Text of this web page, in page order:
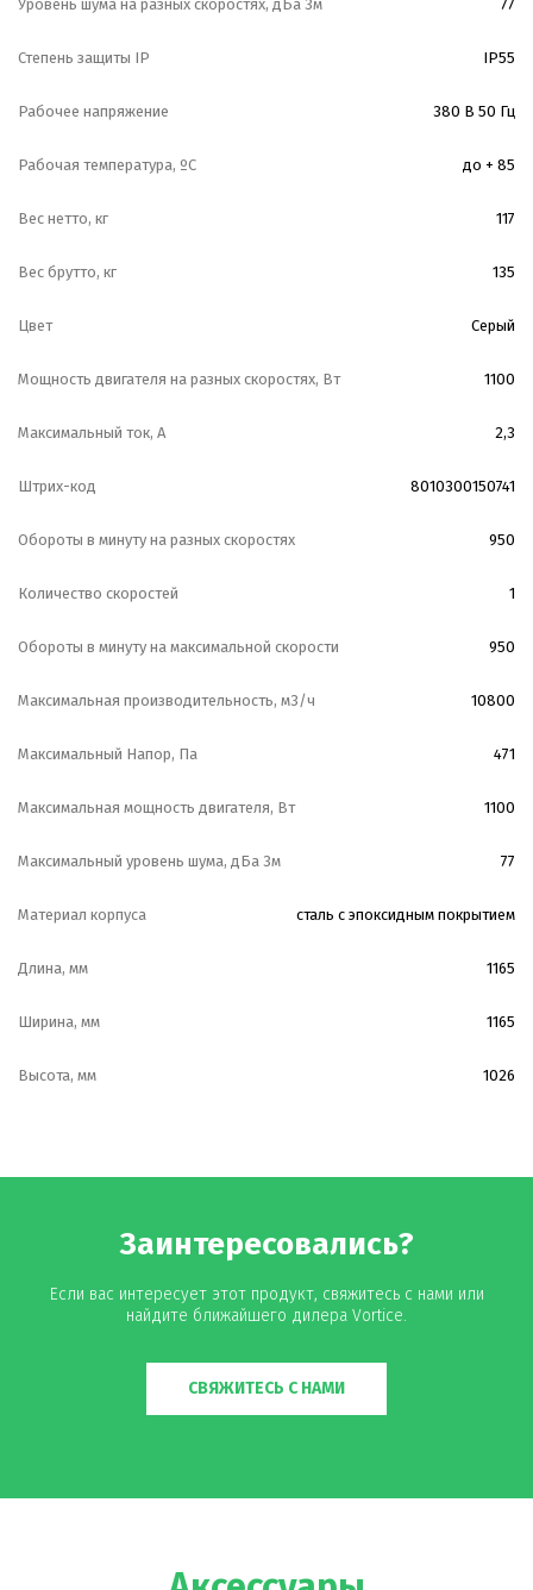
Уровень шума на разных скоростях, дБа 3м 77
Степень защиты IP IP55
Рабочее напряжение 380 В 50 Гц
Рабочая температура, ºС до + 85
Вес нетто, кг 117
Вес брутто, кг 135
Цвет Серый
Мощность двигателя на разных скоростях, Вт 1100
Максимальный ток, А 2,3
Штрих-код 8010300150741
Обороты в минуту на разных скоростях 950
Количество скоростей 1
Обороты в минуту на максимальной скорости 950
Максимальная производительность, м3/ч 10800
Максимальный Напор, Па 471
Максимальная мощность двигателя, Вт 1100
Максимальный уровень шума, дБа 3м 77
Материал корпуса сталь с эпоксидным покрытием
Длина, мм 1165
Ширина, мм 1165
Высота, мм 1026
Заинтересовались?
Если вас интересует этот продукт, свяжитесь с нами или
найдите ближайшего дилера Vortice.
СВЯЖИТЕСЬ С НАМИ